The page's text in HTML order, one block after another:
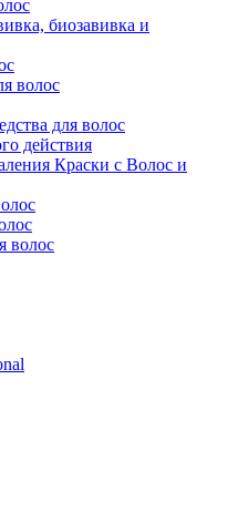
биозавивка и
волос
для волос
действия
Краски с Волос и
волос